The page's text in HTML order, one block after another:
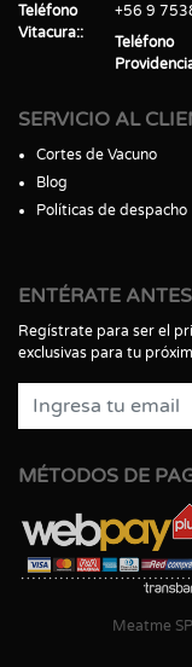
Teléfono
Vitacura:
+56 9
Teléfono
SERVICIO AL
Cortes de Vacuno
Blog
Políticas de despacho
ENTÉRATE
Regístrate para ser el
exclusivas para tu
MÉTODOS DE
Meatme